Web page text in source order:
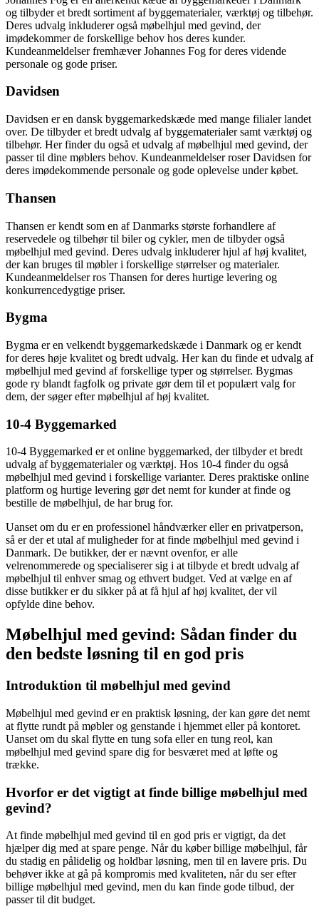
og tilbyder et bredt sortiment af byggematerialer, værktøj og tilbehør.
Deres udvalg inkluderer også møbelhjul med gevind, der
imødekommer de forskellige behov hos deres kunder.
Kundeanmeldelser fremhæver Johannes Fog for deres vidende
personale og gode priser.
Davidsen
Davidsen er en dansk byggemarkedskæde med mange filialer landet
over. De tilbyder et bredt udvalg af byggematerialer samt værktøj og
tilbehør. Her finder du også et udvalg af møbelhjul med gevind, der
passer til dine møblers behov. Kundeanmeldelser roser Davidsen for
deres imødekommende personale og gode oplevelse under købet.
Thansen
Thansen er kendt som en af Danmarks største forhandlere af
reservedele og tilbehør til biler og cykler, men de tilbyder også
møbelhjul med gevind. Deres udvalg inkluderer hjul af høj kvalitet,
der kan bruges til møbler i forskellige størrelser og materialer.
Kundeanmeldelser ros Thansen for deres hurtige levering og
konkurrencedygtige priser.
Bygma
Bygma er en velkendt byggemarkedskæde i Danmark og er kendt
for deres høje kvalitet og bredt udvalg. Her kan du finde et udvalg af
møbelhjul med gevind af forskellige typer og størrelser. Bygmas
gode ry blandt fagfolk og private gør dem til et populært valg for
dem, der søger efter møbelhjul af høj kvalitet.
10-4 Byggemarked
10-4 Byggemarked er et online byggemarked, der tilbyder et bredt
udvalg af byggematerialer og værktøj. Hos 10-4 finder du også
møbelhjul med gevind i forskellige varianter. Deres praktiske online
platform og hurtige levering gør det nemt for kunder at finde og
bestille de møbelhjul, de har brug for.
Uanset om du er en professionel håndværker eller en privatperson,
så er der et utal af muligheder for at finde møbelhjul med gevind i
Danmark. De butikker, der er nævnt ovenfor, er alle
velrenommerede og specialiserer sig i at tilbyde et bredt udvalg af
møbelhjul til enhver smag og ethvert budget. Ved at vælge en af
disse butikker er du sikker på at få hjul af høj kvalitet, der vil
opfylde dine behov.
Møbelhjul med gevind: Sådan finder du
den bedste løsning til en god pris
Introduktion til møbelhjul med gevind
Møbelhjul med gevind er en praktisk løsning, der kan gøre det nemt
at flytte rundt på møbler og genstande i hjemmet eller på kontoret.
Uanset om du skal flytte en tung sofa eller en tung reol, kan
møbelhjul med gevind spare dig for besværet med at løfte og
trække.
Hvorfor er det vigtigt at finde billige møbelhjul med
gevind?
At finde møbelhjul med gevind til en god pris er vigtigt, da det
hjælper dig med at spare penge. Når du køber billige møbelhjul, får
du stadig en pålidelig og holdbar løsning, men til en lavere pris. Du
behøver ikke at gå på kompromis med kvaliteten, når du ser efter
billige møbelhjul med gevind, men du kan finde gode tilbud, der
passer til dit budget.